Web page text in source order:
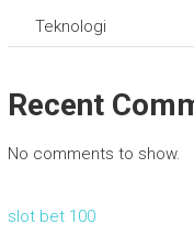
Teknologi
Recent
No comments to show.
slot bet 100